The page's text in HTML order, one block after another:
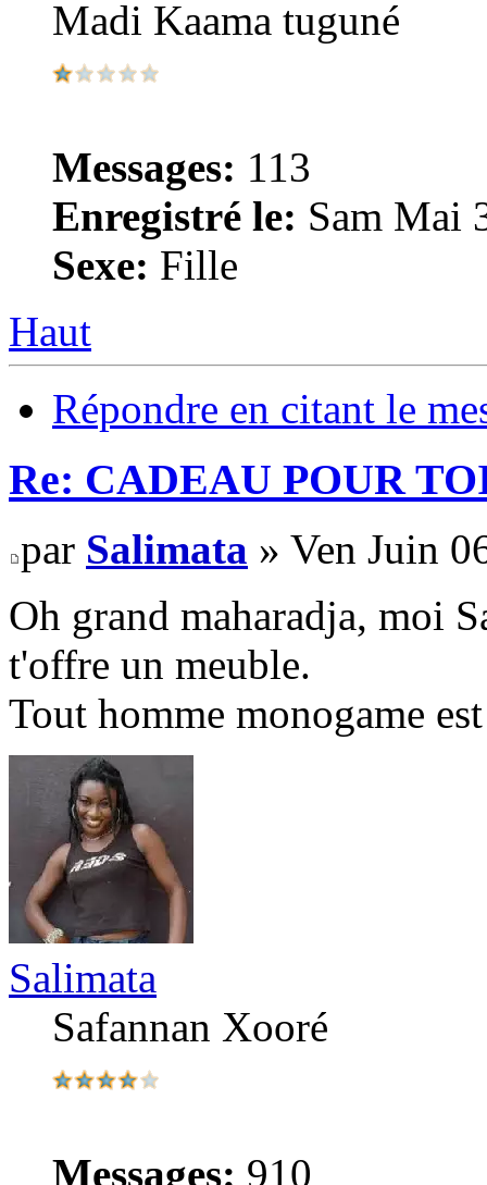
Madi Kaama tuguné
Messages: 113
Enregistré le: Sam Mai
Sexe: Fille
Haut
Répondre en citant le
Re: CADEAU POUR
par Salimata » Ven Juin
Oh grand maharadja, moi
t'offre un meuble.
Tout homme monogame
Salimata
Safannan Xooré
Messages: 910